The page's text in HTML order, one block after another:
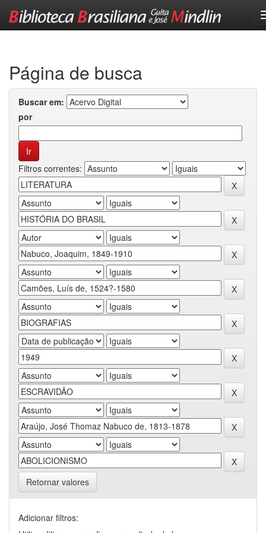
Página de busca
Buscar em:
por
Filtros correntes:
Retornar valores
Adicionar filtros: